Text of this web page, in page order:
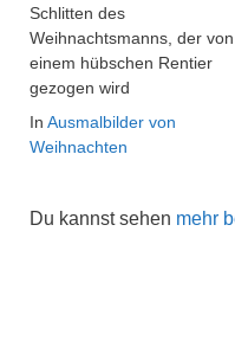
Schlitten des
Weihnachtsmanns, der von
einem hübschen Rentier
gezogen wird
In Ausmalbilder von
Weihnachten
Du kannst sehen mehr